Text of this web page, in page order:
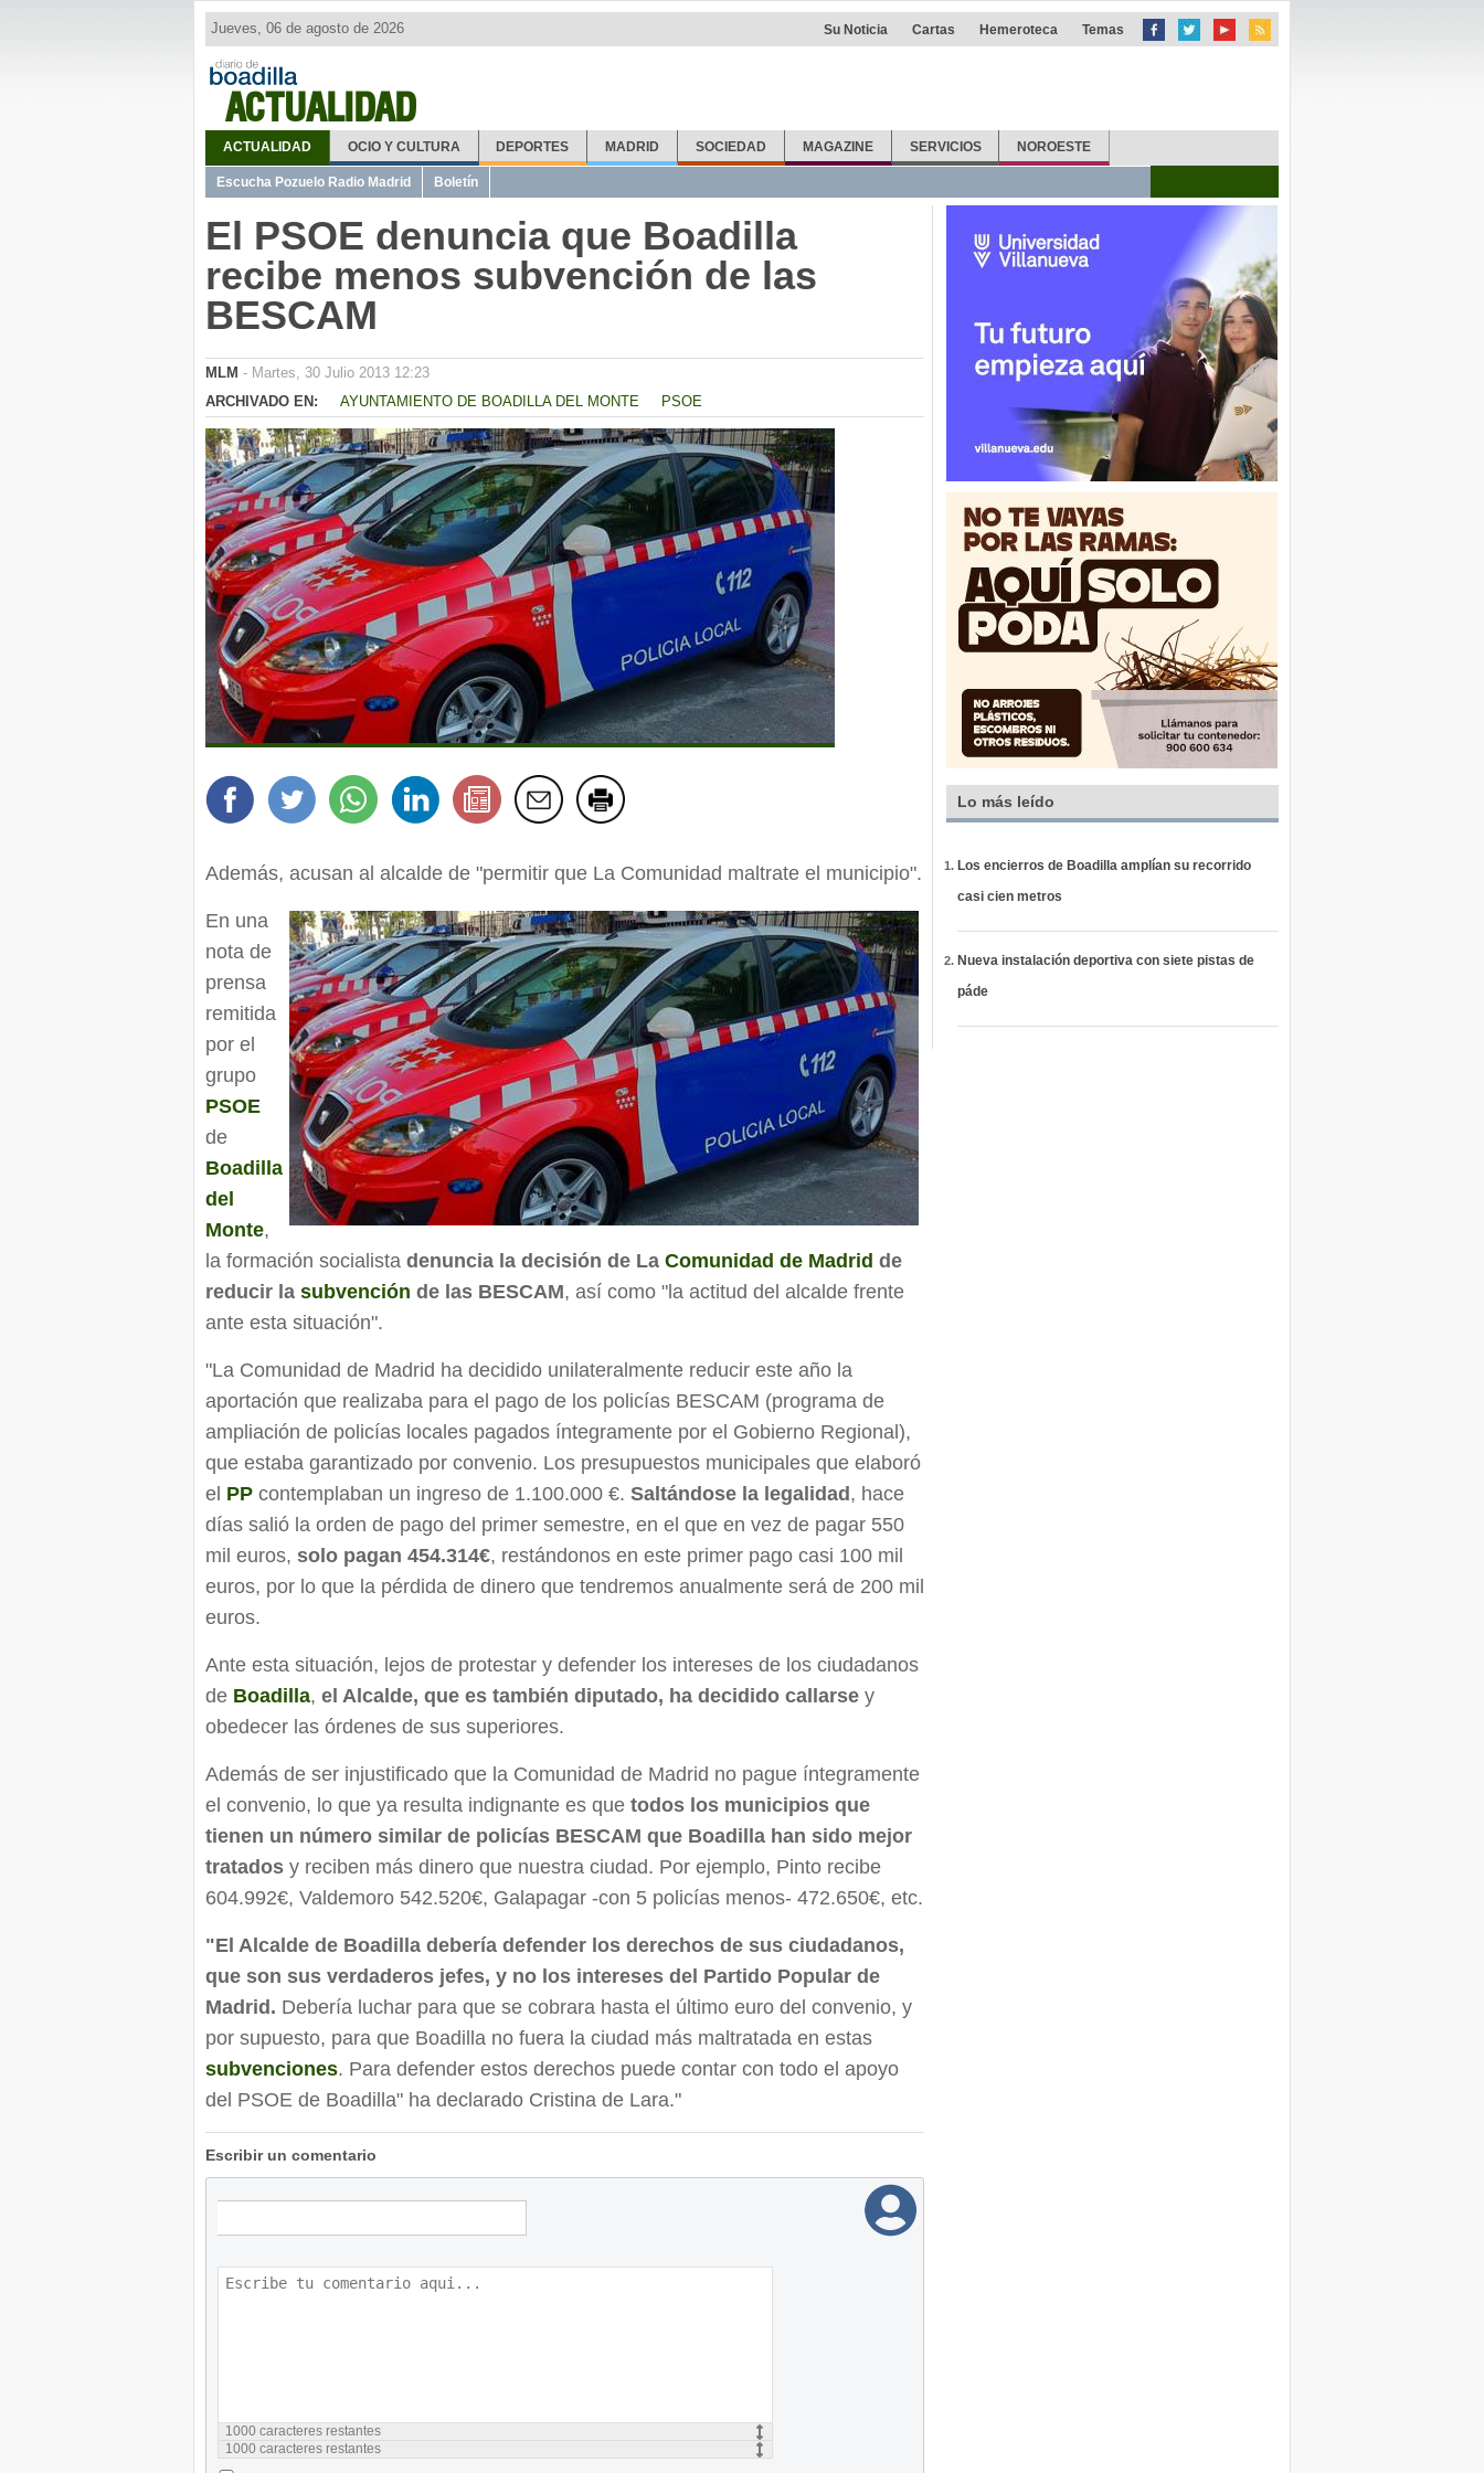
ACTUALIDAD
Jueves, 06 de agosto de 2026 Su Noticia Cartas Hemeroteca Temas
ACTUALIDAD OCIO Y CULTURA DEPORTES MADRID SOCIEDAD MAGAZINE SERVICIOS NOROESTE
Escucha Pozuelo Radio Madrid Boletín
El PSOE denuncia que Boadilla
recibe menos subvención de las
BESCAM
MLM - Martes, 30 Julio 2013 12:23
ARCHIVADO EN:
AYUNTAMIENTO DE BOADILLA DEL MONTE PSOE
Además, acusan al alcalde de "permitir que La Comunidad maltrate el municipio".
En una
nota de
prensa
remitida
por el
grupo
PSOE
de
Boadilla
del
Monte,
la formación socialista denuncia la decisión de La Comunidad de Madrid de
reducir la subvención de las BESCAM, así como "la actitud del alcalde frente
ante esta situación".
"La Comunidad de Madrid ha decidido unilateralmente reducir este año la
aportación que realizaba para el pago de los policías BESCAM (programa de
ampliación de policías locales pagados íntegramente por el Gobierno Regional),
que estaba garantizado por convenio. Los presupuestos municipales que elaboró
el PP contemplaban un ingreso de 1.100.000 €. Saltándose la legalidad , hace
días salió la orden de pago del primer semestre, en el que en vez de pagar 550
mil euros, solo pagan 454.314€, restándonos en este primer pago casi 100 mil
euros, por lo que la pérdida de dinero que tendremos anualmente será de 200 mil
euros.
Ante esta situación, lejos de protestar y defender los intereses de los ciudadanos
de Boadilla, el Alcalde, que es también diputado, ha decidido callarse y
obedecer las órdenes de sus superiores.
Además de ser injustificado que la Comunidad de Madrid no pague íntegramente
el convenio, lo que ya resulta indignante es que todos los municipios que
tienen un número similar de policías BESCAM que Boadilla han sido mejor
tratados y reciben más dinero que nuestra ciudad. Por ejemplo, Pinto recibe
604.992€, Valdemoro 542.520€, Galapagar -con 5 policías menos- 472.650€, etc.
"El Alcalde de Boadilla debería defender los derechos de sus ciudadanos,
que son sus verdaderos jefes, y no los intereses del Partido Popular de
Madrid. Debería luchar para que se cobrara hasta el último euro del convenio, y
por supuesto, para que Boadilla no fuera la ciudad más maltratada en estas
subvenciones. Para defender estos derechos puede contar con todo el apoyo
del PSOE de Boadilla" ha declarado Cristina de Lara."
Escribir un comentario
1000 caracteres restantes
1000 caracteres restantes
Lo más leído
Los encierros de Boadilla amplían su recorrido
casi cien metros
Nueva instalación deportiva con siete pistas de
páde